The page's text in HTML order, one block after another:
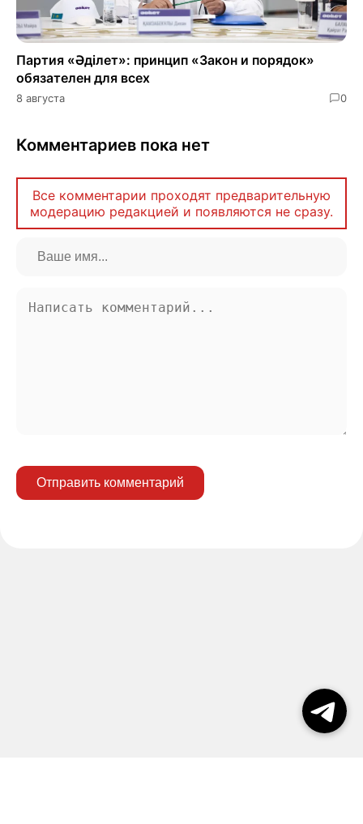
Партия «Әділет»: принцип «Закон и порядок»
обязателен для всех
8 августа 0
Комментариев пока нет
Все комментарии проходят предварительную
модерацию редакцией и появляются не сразу.
Отправить комментарий